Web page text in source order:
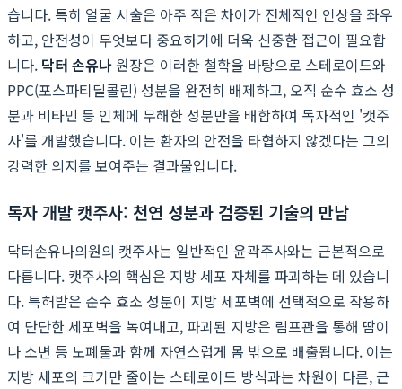
습니다. 특히 얼굴 시술은 아주 작은 차이가 전체적인 인상을 좌우
하고, 안전성이 무엇보다 중요하기에 더욱 신중한 접근이 필요합
니다. 닥터 손유나 원장은 이러한 철학을 바탕으로 스테로이드와
PPC(포스파티딜콜린) 성분을 완전히 배제하고, 오직 순수 효소 성
분과 비타민 등 인체에 무해한 성분만을 배합하여 독자적인 '캣주
사'를 개발했습니다. 이는 환자의 안전을 타협하지 않겠다는 그의
강력한 의지를 보여주는 결과물입니다.
독자 개발 캣주사: 천연 성분과 검증된 기술의 만남
닥터손유나의원의 캣주사는 일반적인 윤곽주사와는 근본적으로
다릅니다. 캣주사의 핵심은 지방 세포 자체를 파괴하는 데 있습니
다. 특허받은 순수 효소 성분이 지방 세포벽에 선택적으로 작용하
여 단단한 세포벽을 녹여내고, 파괴된 지방은 림프관을 통해 땀이
나 소변 등 노폐물과 함께 자연스럽게 몸 밖으로 배출됩니다. 이는
지방 세포의 크기만 줄이는 스테로이드 방식과는 차원이 다른, 근